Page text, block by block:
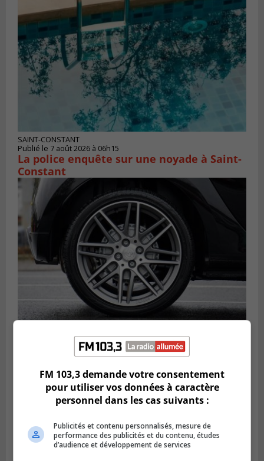
SAINT-CONSTANT
Publié le 7 août 2026 à 06h15
La police enquête sur une noyade à Saint-
Constant
Publié le 6 août 2026 à 11h58
Des jeunes ciblent la Montérégie pour
le Défi écrou de roue
FM 103,3 demande votre consentement
pour utiliser vos données à caractère
personnel dans les cas suivants :
Publicités et contenu personnalisés, mesure de
performance des publicités et du contenu, études
d’audience et développement de services